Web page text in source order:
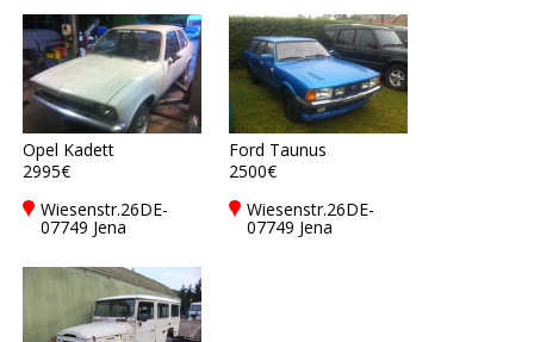
Opel Kadett
2995€
Wiesenstr.26DE-
07749 Jena
Ford Taunus
2500€
Wiesenstr.26DE-
07749 Jena